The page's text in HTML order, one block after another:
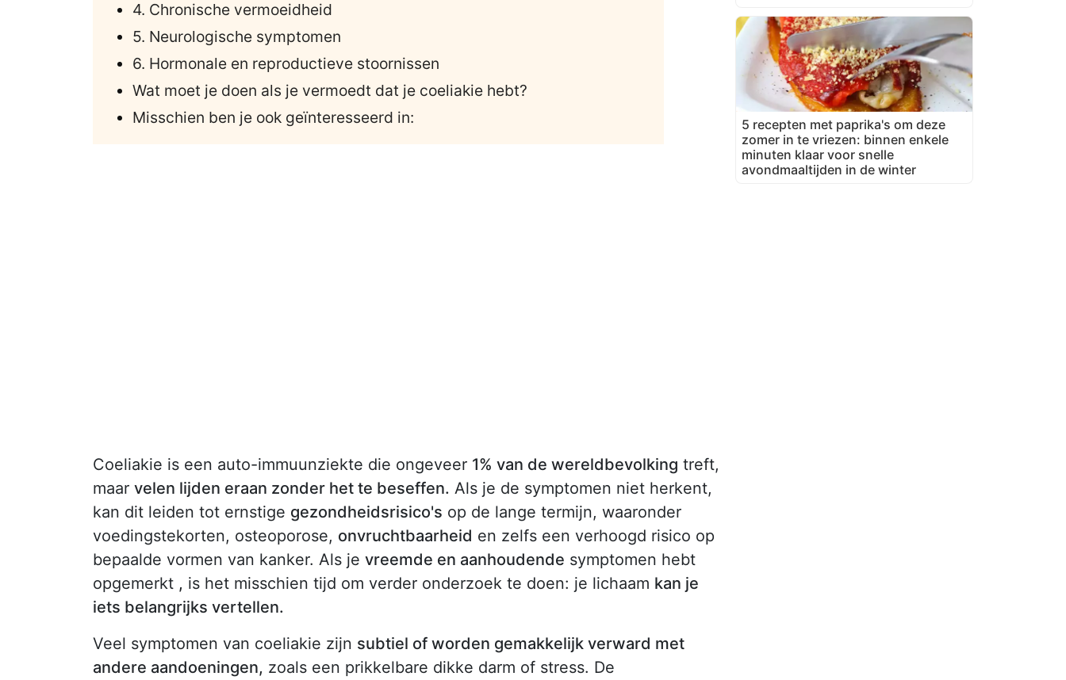
4. Chronische vermoeidheid
5. Neurologische symptomen
6. Hormonale en reproductieve stoornissen
Wat moet je doen als je vermoedt dat je coeliakie hebt?
Misschien ben je ook geïnteresseerd in:
Coeliakie is een auto-immuunziekte die ongeveer 1% van de wereldbevolking treft,
maar velen lijden eraan zonder het te beseffen. Als je de symptomen niet herkent,
kan dit leiden tot ernstige gezondheidsrisico's op de lange termijn, waaronder
voedingstekorten, osteoporose, onvruchtbaarheid en zelfs een verhoogd risico op
bepaalde vormen van kanker. Als je vreemde en aanhoudende symptomen hebt
opgemerkt , is het misschien tijd om verder onderzoek te doen: je lichaam kan je
iets belangrijks vertellen.
Veel symptomen van coeliakie zijn subtiel of worden gemakkelijk verward met
andere aandoeningen, zoals een prikkelbare dikke darm of stress. De
5 recepten met paprika's om deze
zomer in te vriezen: binnen enkele
minuten klaar voor snelle
avondmaaltijden in de winter